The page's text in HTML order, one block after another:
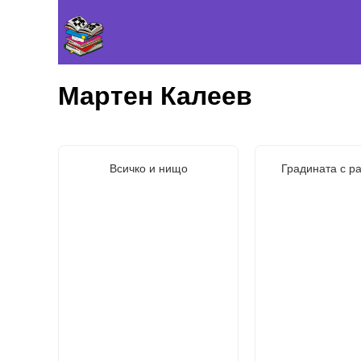
Мартен Калеев
Всичко и нищо Градината с